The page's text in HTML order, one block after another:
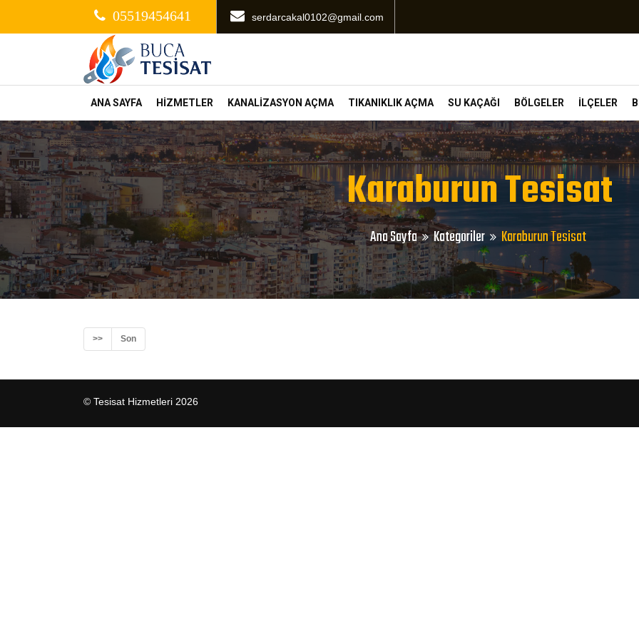
05519454641 serdarcakal0102@gmail.com
ANA SAYFA HİZMETLER KANALİZASYON AÇMA TIKANIKLIK AÇMA SU KAÇAĞI BÖLGELER İLÇELER
Karaburun Tesisat
Ana Sayfa Kategoriler Karaburun Tesisat
>> Son
© Tesisat Hizmetleri 2026